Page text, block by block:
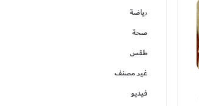
رياضة
صحة
طقس
غير مصنف
فيديو